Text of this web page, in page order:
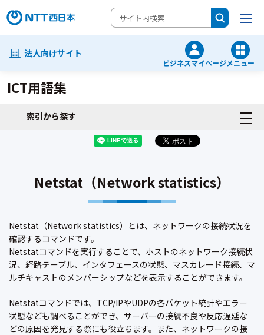
法人向けサイト
ビジネスマイページメニュー
ICT用語集
索引から探す
Netstat（Network statistics）
Netstat（Network statistics）とは、ネットワークの接続状況を
確認するコマンドです。
Netstatコマンドを実行することで、ホストのネットワーク接続状
況、経路テーブル、インタフェースの状態、マスカレード接続、マ
ルチキャストのメンバーシップなどを表示することができます。
Netstatコマンドでは、TCP/IPやUDPの各パケット統計やエラー
状態なども調べることができ、サーバーの接続不良や反応遅延な
どの原因を発見する際にも役立ちます。また、ネットワークの接